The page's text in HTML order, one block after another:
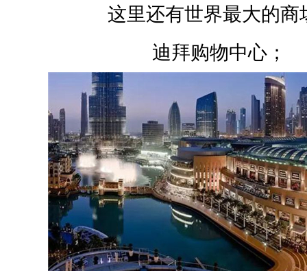
这里还有世界最大的商
迪拜购物中心；